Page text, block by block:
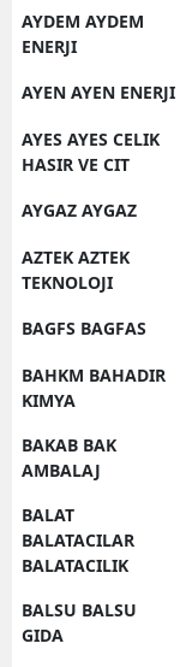
AYDEM AYDEM
ENERJI
AYEN AYEN ENERJI
AYES AYES CELIK
HASIR VE CIT
AYGAZ AYGAZ
AZTEK AZTEK
TEKNOLOJI
BAGFS BAGFAS
BAHKM BAHADIR
KIMYA
BAKAB BAK
AMBALAJ
BALAT
BALATACILAR
BALATACILIK
BALSU BALSU
GIDA